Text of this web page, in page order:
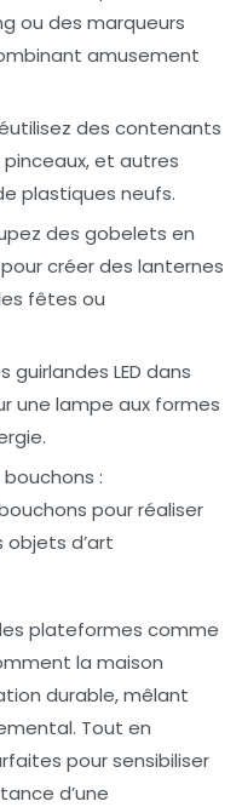
ou des marqueurs
amusement
des contenants
et autres
plastiques neufs.
des gobelets en
créer des lanternes
fêtes ou
guirlandes LED dans
une lampe aux formes
:
pour réaliser
d’art
plateformes comme
la maison
durable, mêlant
Tout en
pour sensibiliser
d’une